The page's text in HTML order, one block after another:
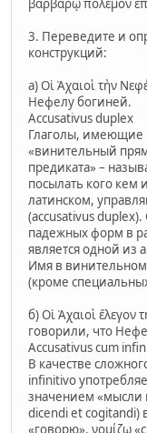
3. Переведите и
конструкций:
а) Οἱ Ἀχαιοὶ τὴν
Нефелу богиней.
Accusativus duplex
Глаголы, имеющие
«винительный
предиката» –
посылать кого кем
латинском,
(accusativus
падежных форм в
является одной из
Имя в
(кроме
б) Οἱ Ἀχαιοὶ ἔλεγον
говорили, что
Accusativus cum
В качестве
infinitivo
значением «мысли
dicendi et cogitandi)
«говорю», νομίζω